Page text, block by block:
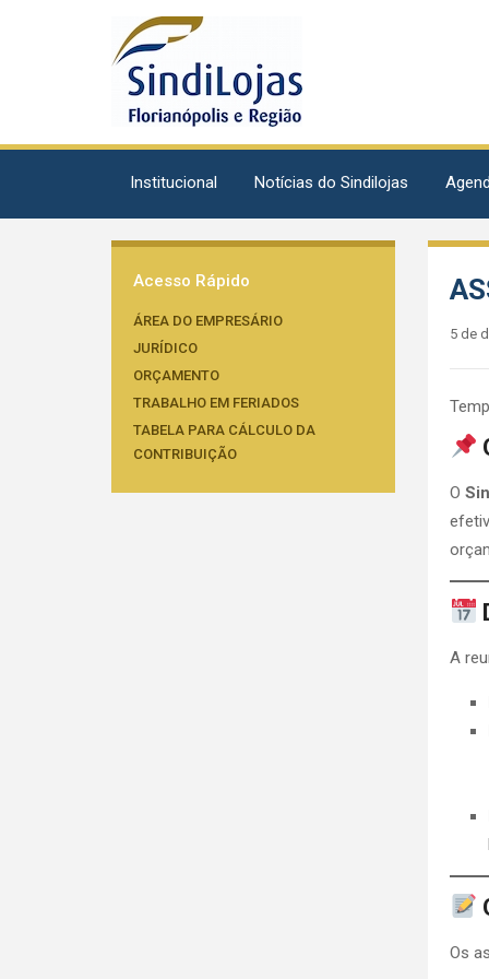
Institucional Notícias do Sindilojas
Acesso Rápido
ÁREA DO EMPRESÁRIO
JURÍDICO
ORÇAMENTO
TRABALHO EM FERIADOS
TABELA PARA CÁLCULO DA
CONTRIBUIÇÃO
5 de
O
A
Os